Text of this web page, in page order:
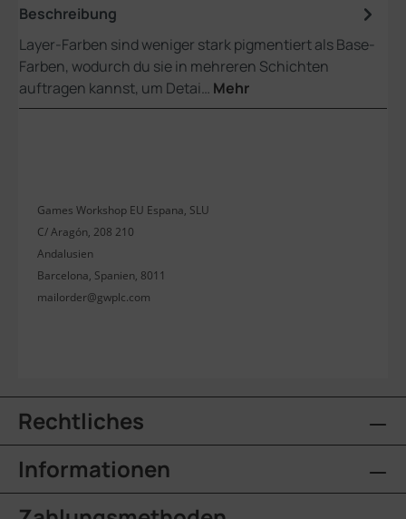
Beschreibung
Layer-Farben sind weniger stark pigmentiert als Base-
Farben, wodurch du sie in mehreren Schichten
auftragen kannst, um Detai… Mehr
Games Workshop EU Espana, SLU
C/ Aragón, 208 210
Andalusien
Barcelona, Spanien, 8011
mailorder@gwplc.com
Rechtliches
Informationen